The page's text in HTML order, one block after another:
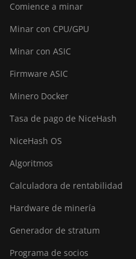
Comience a minar
Minar con CPU/GPU
Minar con ASIC
Firmware ASIC
Minero Docker
Tasa de pago de NiceHash
NiceHash OS
Algoritmos
Calculadora de rentabilidad
Hardware de minería
Generador de stratum
Programa de socios